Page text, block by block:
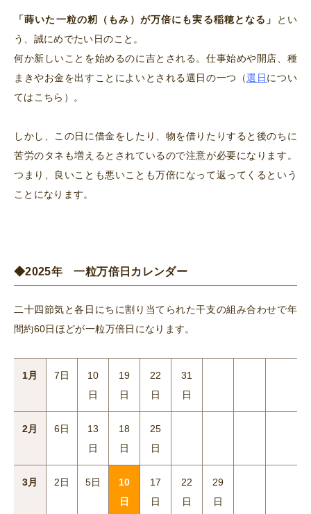
「蒔いた一粒の籾（もみ）が万倍にも実る稲穂となる」
とい
う、誠にめでたい日のこと。
何か新しいことを始めるのに吉とされる。仕事始めや開店、種
まきやお金を出すことによいとされる選日の一つ（選日につい
ては こちら ）。
しかし、この日に借金をしたり、物を借りたりすると後のちに
苦労のタネも増えるとされているので注意が必要になります。
つまり、良いことも悪いことも万倍になって返ってくるという
ことになります。
◆2025年 一粒万倍日カレンダー
二十四節気と各日にちに割り当てられた干支の組み合わせで年
間約60日ほどが一粒万倍日になります。
1月 7日
10
日
19
日
22
日
31
日
2月 6日
13
日
18
日
25
日
3月 2日 5日
10
日
17
日
22
日
29
日